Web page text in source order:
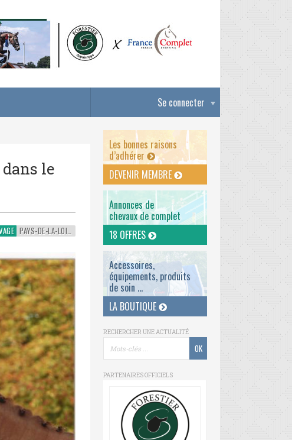
Se connecter
dans le
PAYS-DE-LA-LOIRE
Les bonnes raisons
d’adhérer
DEVENIR MEMBRE
Annonces de
chevaux de complet
18 OFFRES
Accessoires,
équipements, produits
de soin ...
LA BOUTIQUE
RECHERCHER UNE ACTUALITÉ
PARTENAIRES OFFICIELS